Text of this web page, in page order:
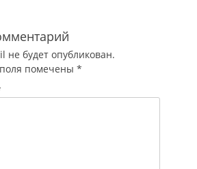
с
не будет опубликован.
помечены *